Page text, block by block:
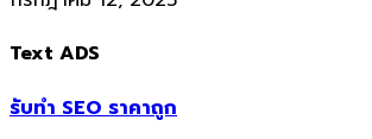
Text ADS
รับทำ SEO ราคาถูก